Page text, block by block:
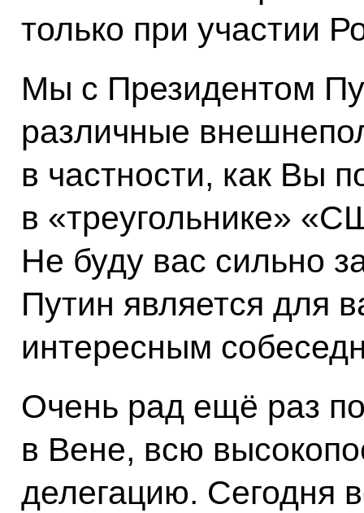
только при участии
Мы с Президентом
различные
в частности, как Вы
в «треугольнике»
Не буду вас сильно
Путин является для
интересным
Очень рад ещё раз
в Вене, всю
делегацию. Сегодня